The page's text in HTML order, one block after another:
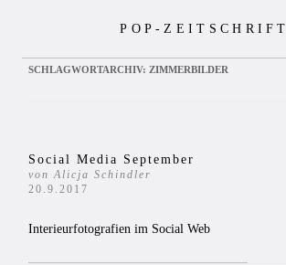
POP-ZEITSCHRIFT
SCHLAGWORTARCHIV: ZIMMERBILDER
Social Media September
von Alicja Schindler
20.9.2017
Interieurfotografien im Social Web